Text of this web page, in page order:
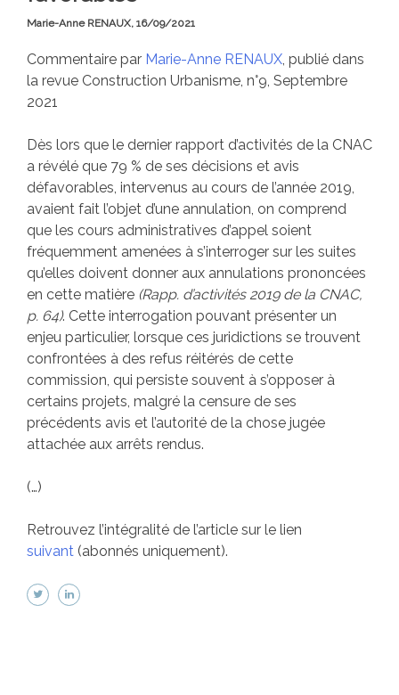
Marie-Anne RENAUX, 16/09/2021
Commentaire par Marie-Anne RENAUX, publié dans
la revue Construction Urbanisme, n°9, Septembre
2021
Dès lors que le dernier rapport d’activités de la CNAC
a révélé que 79 % de ses décisions et avis
défavorables, intervenus au cours de l’année 2019,
avaient fait l’objet d’une annulation, on comprend
que les cours administratives d’appel soient
fréquemment amenées à s’interroger sur les suites
qu’elles doivent donner aux annulations prononcées
en cette matière (Rapp. d’activités 2019 de la CNAC,
p. 64). Cette interrogation pouvant présenter un
enjeu particulier, lorsque ces juridictions se trouvent
confrontées à des refus réitérés de cette
commission, qui persiste souvent à s’opposer à
certains projets, malgré la censure de ses
précédents avis et l’autorité de la chose jugée
attachée aux arrêts rendus.
(…)
Retrouvez l’intégralité de l’article sur le lien
suivant (abonnés uniquement).